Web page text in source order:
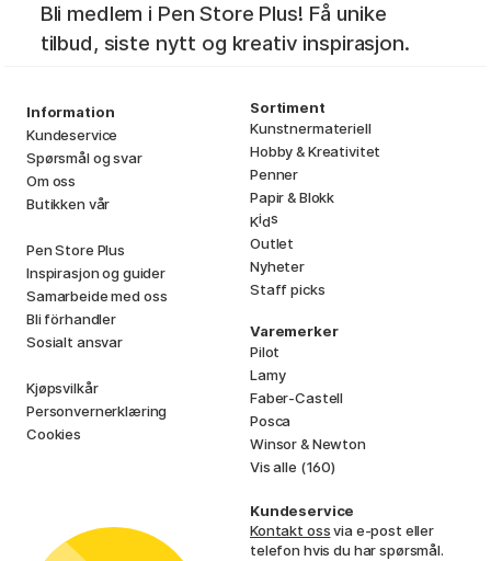
Bli medlem i Pen Store Plus! Få unike
tilbud, siste nytt og kreativ inspirasjon.
Information
Kundeservice
Spørsmål og svar
Om oss
Butikken vår
Pen Store Plus
Inspirasjon og guider
Samarbeide med oss
Bli förhandler
Sosialt ansvar
Kjøpsvilkår
Personvernerklæring
Cookies
Sortiment
Kunstnermateriell
Hobby & Kreativitet
Penner
Papir & Blokk
Kids
Outlet
Nyheter
Staff picks
Varemerker
Pilot
Lamy
Faber-Castell
Posca
Winsor & Newton
Vis alle (160)
Kundeservice
Kontakt ossvia e-post eller
telefon hvis du har spørsmål.